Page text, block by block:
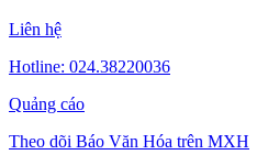
Liên hệ
Hotline: 024.38220036
Quảng cáo
Theo dõi Báo Văn Hóa trên MXH